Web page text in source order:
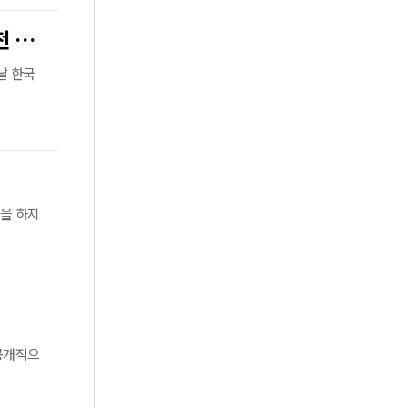
인천공항 도착 스틸 美대사 "트럼프 대통령의 더 강력한 한미동맹 비전 실현"
한국
하지
적으